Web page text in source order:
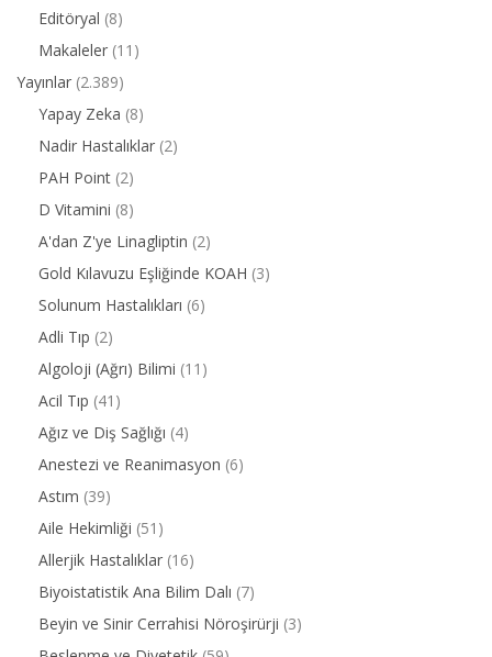
Editöryal (8)
Makaleler (11)
Yayınlar (2.389)
Yapay Zeka (8)
Nadir Hastalıklar (2)
PAH Point (2)
D Vitamini (8)
A'dan Z'ye Linagliptin (2)
Gold Kılavuzu Eşliğinde KOAH (3)
Solunum Hastalıkları (6)
Adli Tıp (2)
Algoloji (Ağrı) Bilimi (11)
Acil Tıp (41)
Ağız ve Diş Sağlığı (4)
Anestezi ve Reanimasyon (6)
Astım (39)
Aile Hekimliği (51)
Allerjik Hastalıklar (16)
Biyoistatistik Ana Bilim Dalı (7)
Beyin ve Sinir Cerrahisi Nöroşirürji (3)